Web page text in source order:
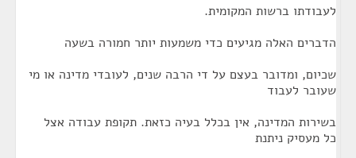
לעבודתו ברשות המקומית.
הדברים האלה מגיעים כדי משמעות יותר חמורה בשעה
שכיום, ומדובר בעצם על די הרבה שנים, לעובדי מדינה או מי
שעובר לעבוד
בשירות המדינה, אין בכלל בעיה כזאת. תקופת עבודה אצל
כל מעסיק ניתנת